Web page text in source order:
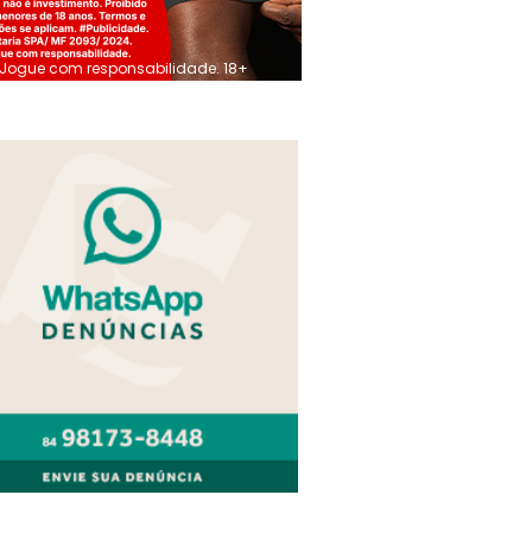
Jogue com responsabilidade. 18+